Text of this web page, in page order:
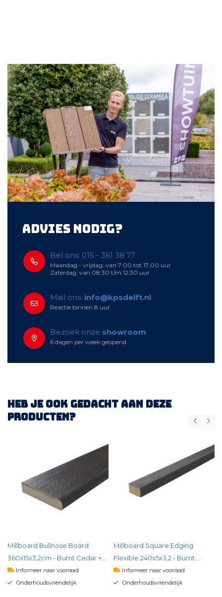
Advies nodig?
Bel ons: 015 - 361 38 77
Maandag - vrijdag: van 7:00 tot 17:00 uur
Zaterdag: van 08:30 t/m 12:30 uur
Mail ons: info@kpsdelft.nl
Reactie binnen 8 uur
Bezoek onze showroom
6 dagen per week geopend
Heb je ook gedacht aan deze
producten?
Millboard Bullnose Board
360x15x3,2cm - Burnt Cedar +
Embered
Informeer naar voorraad
Onderhoudsvriendelijk
Millboard Square Edging
Flexible 240x5x3,2 - Burnt
Cedar + Embered
Informeer naar voorraad
Onderhoudsvriendelijk